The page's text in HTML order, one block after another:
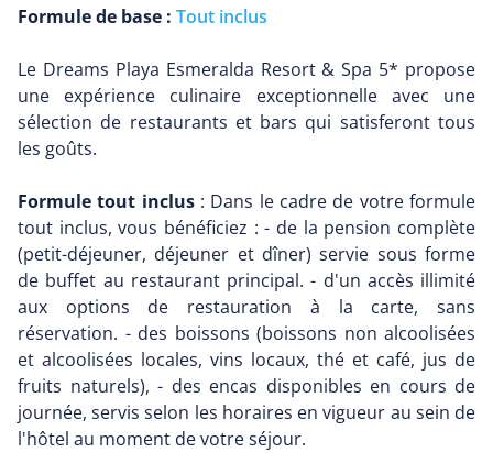
Formule de base : Tout inclus
Le Dreams Playa Esmeralda Resort & Spa 5* propose
une expérience culinaire exceptionnelle avec une
sélection de restaurants et bars qui satisferont tous
les goûts.
Formule tout inclus : Dans le cadre de votre formule
tout inclus, vous bénéficiez : - de la pension complète
(petit-déjeuner, déjeuner et dîner) servie sous forme
de buffet au restaurant principal. - d'un accès illimité
aux options de restauration à la carte, sans
réservation. - des boissons (boissons non alcoolisées
et alcoolisées locales, vins locaux, thé et café, jus de
fruits naturels), - des encas disponibles en cours de
journée, servis selon les horaires en vigueur au sein de
l'hôtel au moment de votre séjour.